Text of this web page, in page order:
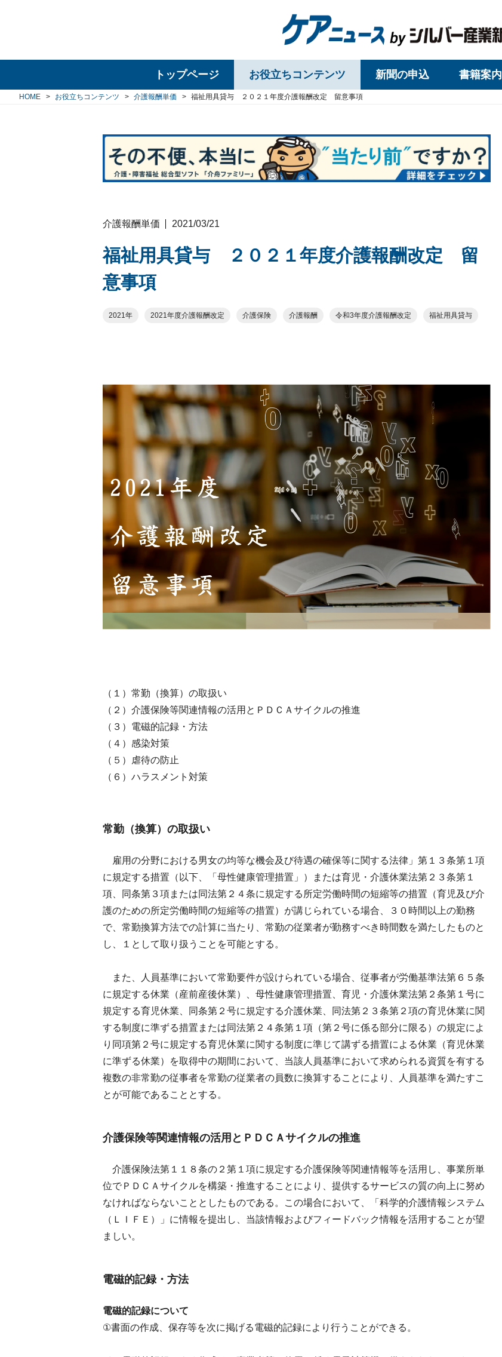
トップページ お役立ちコンテンツ 新聞の申込 書籍案内
HOME お役立ちコンテンツ 介護報酬単価 福祉用具貸与 ２０２１年度介護報酬改定 留意事項
介護報酬単価 2021/03/21
福祉用具貸与 ２０２１年度介護報酬改定 留
意事項
2021年 2021年度介護報酬改定 介護保険 介護報酬 令和3年度介護報酬改定 福祉用具貸与
（１）常勤（換算）の取扱い
（２）介護保険等関連情報の活用とＰＤＣＡサイクルの推進
（３）電磁的記録・方法
（４）感染対策
（５）虐待の防止
（６）ハラスメント対策
常勤（換算）の取扱い
雇用の分野における男女の均等な機会及び待遇の確保等に関する法律」第１３条第１項
に規定する措置（以下、「母性健康管理措置」）または育児・介護休業法第２３条第１
項、同条第３項または同法第２４条に規定する所定労働時間の短縮等の措置（育児及び介
護のための所定労働時間の短縮等の措置）が講じられている場合、３０時間以上の勤務
で、常勤換算方法での計算に当たり、常勤の従業者が勤務すべき時間数を満たしたものと
し、１として取り扱うことを可能とする。
また、人員基準において常勤要件が設けられている場合、従事者が労働基準法第６５条
に規定する休業（産前産後休業）、母性健康管理措置、育児・介護休業法第２条第１号に
規定する育児休業、同条第２号に規定する介護休業、同法第２３条第２項の育児休業に関
する制度に準ずる措置または同法第２４条第１項（第２号に係る部分に限る）の規定によ
り同項第２号に規定する育児休業に関する制度に準じて講ずる措置による休業（育児休業
に準ずる休業）を取得中の期間において、当該人員基準において求められる資質を有する
複数の非常勤の従事者を常勤の従業者の員数に換算することにより、人員基準を満たすこ
とが可能であることとする。
介護保険等関連情報の活用とＰＤＣＡサイクルの推進
介護保険法第１１８条の２第１項に規定する介護保険等関連情報等を活用し、事業所単
位でＰＤＣＡサイクルを構築・推進することにより、提供するサービスの質の向上に努め
なければならないこととしたものである。この場合において、「科学的介護情報システム
（ＬＩＦＥ）」に情報を提出し、当該情報およびフィードバック情報を活用することが望
ましい。
電磁的記録・方法
電磁的記録について
①書面の作成、保存等を次に掲げる電磁的記録により行うことができる。